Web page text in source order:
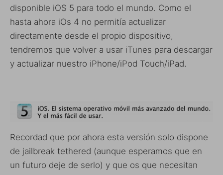
disponible iOS 5 para todo el mundo. Como el
hasta ahora iOs 4 no permitía actualizar
directamente desde el propio dispositivo,
tendremos que volver a usar iTunes para descargar
y actualizar nuestro iPhone/iPod Touch/iPad.
Recordad que por ahora esta versión solo dispone
de jailbreak tethered (aunque esperamos que en
un futuro deje de serlo) y que os que necesitan